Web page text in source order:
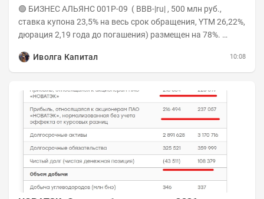
🟢 БИЗНЕС АЛЬЯНС 001P-09 ( BBB-|ru| , 500 млн руб.,
ставка купона 23,5% на весь срок обращения, YTM 26,22%,
дюрация 2,19 года до погашения) размещен на 78%.
Иволга Капитал
10:08